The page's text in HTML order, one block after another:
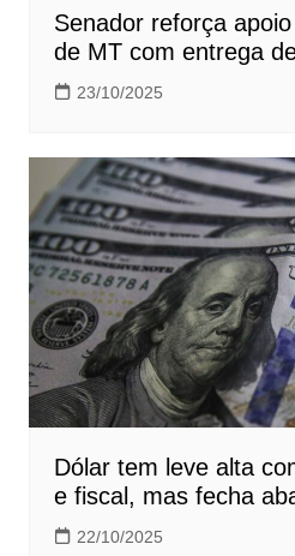
Senador reforça
de MT com entrega
23/10/2025
Dólar tem leve alta
e fiscal, mas fecha
22/10/2025